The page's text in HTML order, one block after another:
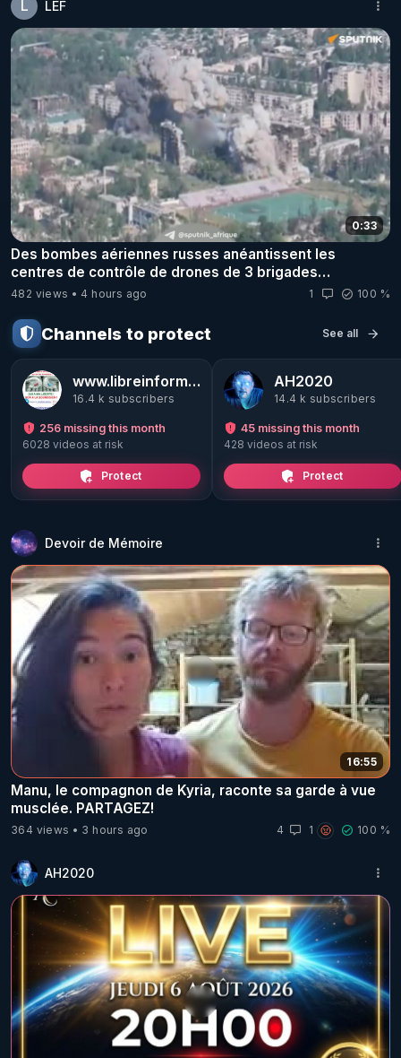
L LEF
0:33
Des bombes aériennes russes anéantissent les
centres de contrôle de drones de 3 brigades
ukrainienne
482 views 4 hours ago 1 100 %
Channels to protect See all
www.libreinformations.be
16.4 k subscribers
256 missing this month
6028 videos at risk
Protect
AH2020
14.4 k subscribers
45 missing this month
428 videos at risk
Protect
Devoir de Mémoire
16:55
Manu, le compagnon de Kyria, raconte sa garde à vue
musclée. PARTAGEZ!
364 views 3 hours ago 4 1 100 %
AH2020